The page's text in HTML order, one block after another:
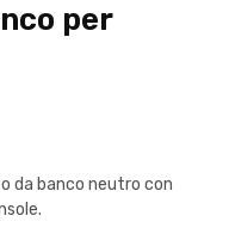
per
da banco neutro con